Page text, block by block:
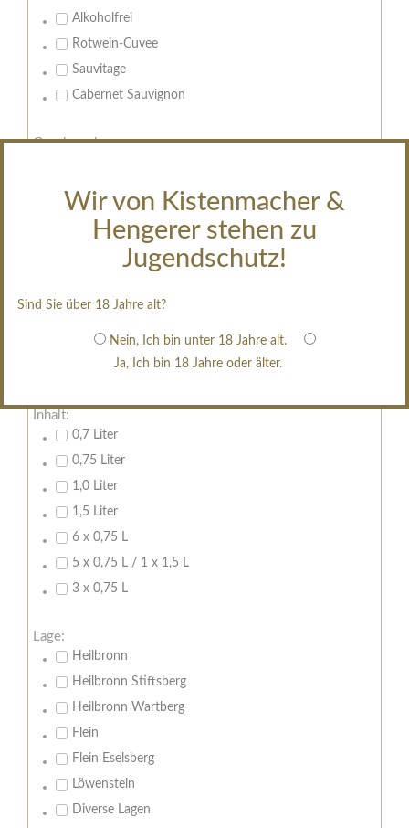
Wir von Kistenmacher &
Hengerer stehen zu
Jugendschutz!
Sind Sie über 18 Jahre alt?
Nein, Ich bin unter 18 Jahre alt.
Ja, Ich bin 18 Jahre oder älter.
Alkoholfrei
Rotwein-Cuvee
Sauvitage
Cabernet Sauvignon
Geschmack:
feinherb
halbtrocken
restsüß
im Holzfass gereift
erfrischend, nicht zu süß
Inhalt:
0,7 Liter
0,75 Liter
1,0 Liter
1,5 Liter
6 x 0,75 L
5 x 0,75 L / 1 x 1,5 L
3 x 0,75 L
Lage:
Heilbronn
Heilbronn Stiftsberg
Heilbronn Wartberg
Flein
Flein Eselsberg
Löwenstein
Diverse Lagen